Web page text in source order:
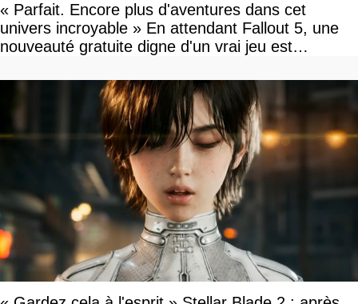
« Parfait. Encore plus d'aventures dans cet
univers incroyable » En attendant Fallout 5, une
nouveauté gratuite digne d'un vrai jeu est